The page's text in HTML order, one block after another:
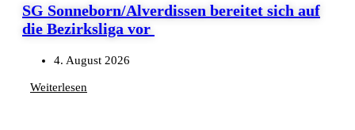
SG Sonneborn/Alverdissen bereitet sich auf
die Bezirksliga vor
4. August 2026
Weiterlesen